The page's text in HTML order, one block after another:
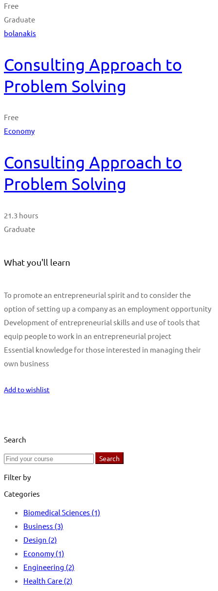
Free
Graduate
bolanakis
Consulting Approach to
Problem Solving
Free
Economy
Consulting Approach to
Problem Solving
21.3 hours
Graduate
What you'll learn
To promote an entrepreneurial spirit and to consider the
option of setting up a company as an employment opportunity
Development of entrepreneurial skills and use of tools that
equip people to work in an entrepreneurial project
Essential knowledge for those interested in managing their
own business
Add to wishlist
Search
Search
Search
Filter by
Categories
Biomedical Sciences (1)
Business (3)
Design (2)
Economy (1)
Engineering (2)
Health Care (2)